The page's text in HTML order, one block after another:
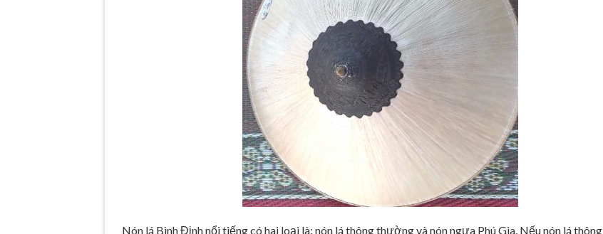
Nón lá Bình Định nổi tiếng có hai loại là: nón lá thông thường và nón ngựa Phú Gia. Nếu nón lá thông